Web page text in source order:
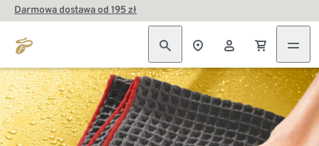
Darmowa dostawa od 195 zł